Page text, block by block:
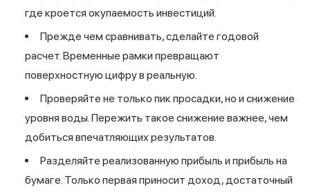
где кроется окупаемость инвестиций.
Прежде чем сравнивать, сделайте годовой
расчет. Временные рамки превращают
поверхностную цифру в реальную.
Проверяйте не только пик просадки, но и снижение
уровня воды. Пережить такое снижение важнее, чем
добиться впечатляющих результатов.
Разделяйте реализованную прибыль и прибыль на
бумаге. Только первая приносит доход, достаточный